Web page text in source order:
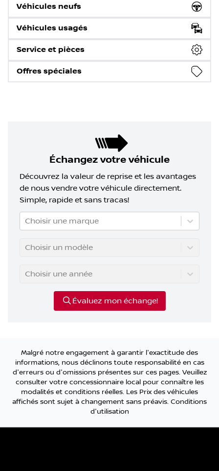
Véhicules neufs
Véhicules usagés
Service et pièces
Offres spéciales
Échangez votre véhicule
Découvrez la valeur de reprise et les avantages
de nous vendre votre véhicule directement.
Simple, rapide et sans tracas!
Choisir une marque
Choisir un modèle
Choisir une année
Évaluez mon échange!
Malgré notre engagement à garantir l'exactitude des
informations, nous déclinons toute responsabilité en cas
d'erreurs ou d'omissions présentes sur ces pages. Veuillez
consulter votre concessionnaire local pour connaître les
modalités et conditions réelles. Les Prix des véhicules
affichés sont sujet à changement sans préavis. Conditions
d'utilisation